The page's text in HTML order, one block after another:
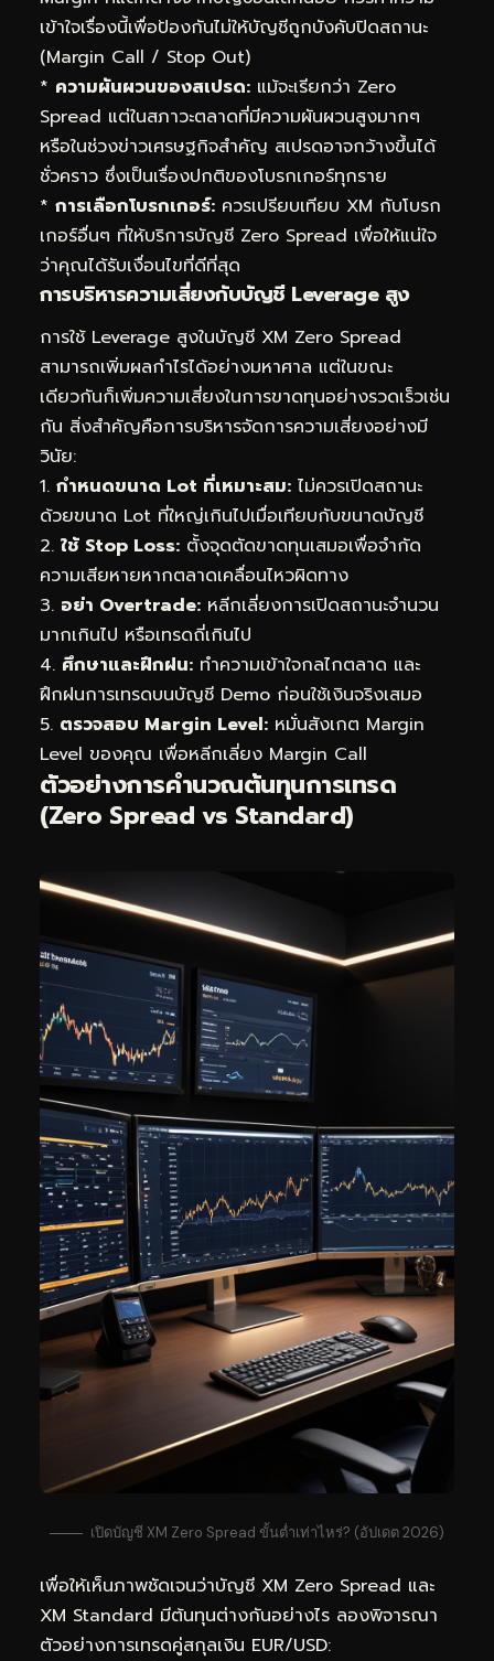
เข้าใจเรื่องนี้เพื่อป้องกันไม่ให้บัญชีถูกบังคับปิดสถานะ
(Margin Call / Stop Out)
* ความผันผวนของสเปรด: แม้จะเรียกว่า Zero
Spread แต่ในสภาวะตลาดที่มีความผันผวนสูงมากๆ
หรือในช่วงข่าวเศรษฐกิจสำคัญ สเปรดอาจกว้างขึ้นได้
ชั่วคราว ซึ่งเป็นเรื่องปกติของโบรกเกอร์ทุกราย
* การเลือกโบรกเกอร์: ควรเปรียบเทียบ XM กับโบรก
เกอร์อื่นๆ ที่ให้บริการบัญชี Zero Spread เพื่อให้แน่ใจ
ว่าคุณได้รับเงื่อนไขที่ดีที่สุด
การบริหารความเสี่ยงกับบัญชี Leverage สูง
การใช้ Leverage สูงในบัญชี XM Zero Spread
สามารถเพิ่มผลกำไรได้อย่างมหาศาล แต่ในขณะ
เดียวกันก็เพิ่มความเสี่ยงในการขาดทุนอย่างรวดเร็วเช่น
กัน สิ่งสำคัญคือการบริหารจัดการความเสี่ยงอย่างมี
วินัย:
1. กำหนดขนาด Lot ที่เหมาะสม: ไม่ควรเปิดสถานะ
ด้วยขนาด Lot ที่ใหญ่เกินไปเมื่อเทียบกับขนาดบัญชี
2. ใช้ Stop Loss: ตั้งจุดตัดขาดทุนเสมอเพื่อจำกัด
ความเสียหายหากตลาดเคลื่อนไหวผิดทาง
3. อย่า Overtrade: หลีกเลี่ยงการเปิดสถานะจำนวน
มากเกินไป หรือเทรดถี่เกินไป
4. ศึกษาและฝึกฝน: ทำความเข้าใจกลไกตลาด และ
ฝึกฝนการเทรดบนบัญชี Demo ก่อนใช้เงินจริงเสมอ
5. ตรวจสอบ Margin Level: หมั่นสังเกต Margin
Level ของคุณ เพื่อหลีกเลี่ยง Margin Call
ตัวอย่างการคำนวณต้นทุนการเทรด
(Zero Spread vs Standard)
เปิดบัญชี XM Zero Spread ขั้นต่ำเท่าไหร่? (อัปเดต 2026)
เพื่อให้เห็นภาพชัดเจนว่าบัญชี XM Zero Spread และ
XM Standard มีต้นทุนต่างกันอย่างไร ลองพิจารณา
ตัวอย่างการเทรดคู่สกุลเงิน EUR/USD: